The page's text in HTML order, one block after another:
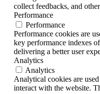
collect feedbacks, and
Performance
Performance
Performance cookies are
key performance indexes
delivering a better user
Analytics
Analytics
Analytical cookies are
interact with the website.